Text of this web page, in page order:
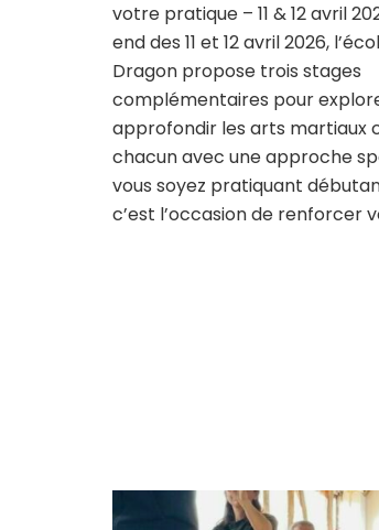
votre pratique – 11 & 12 avril
end des 11 et 12 avril 2026,
Dragon propose trois stages
complémentaires pour
approfondir les arts martiaux
chacun avec une approche
vous soyez pratiquant
c’est l’occasion de renforcer